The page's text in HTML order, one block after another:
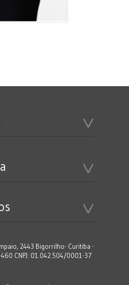
2443 Bigorrilho- Curitiba -
460 CNPJ: 01.042.504/0001-37